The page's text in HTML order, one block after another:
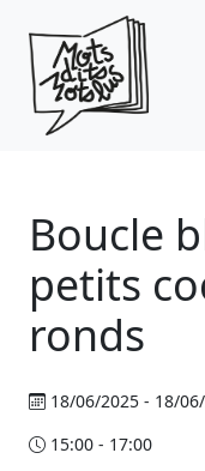
Skip to main content
Boucle
petits
ronds
18/06/2025 - 18/
15:00 - 17:00